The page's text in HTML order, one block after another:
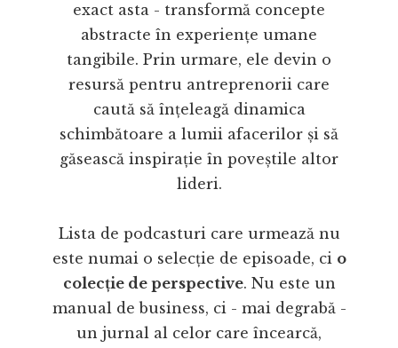
exact asta - transformă concepte
abstracte în experiențe umane
tangibile. Prin urmare, ele devin o
resursă pentru antreprenorii care
caută să înțeleagă dinamica
schimbătoare a lumii afacerilor și să
găsească inspirație în poveștile altor
lideri.
Lista de podcasturi care urmează nu
este numai o selecție de episoade, ci o
colecție de perspective. Nu este un
manual de business, ci - mai degrabă -
un jurnal al celor care încearcă,